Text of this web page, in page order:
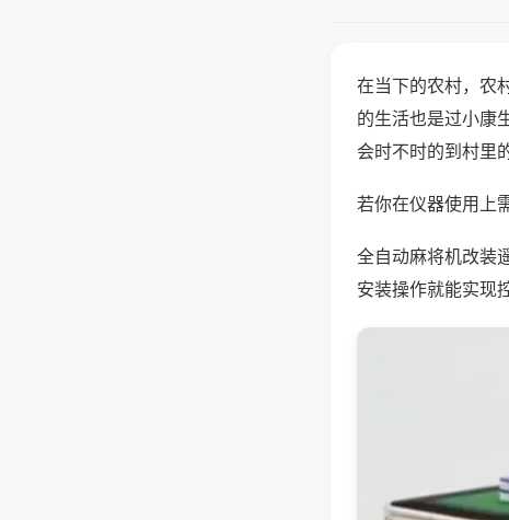
在当下的农村，农
的生活也是过小康
会时不时的到村里
若你在仪器使用上
全自动麻将机改装
安装操作就能实现